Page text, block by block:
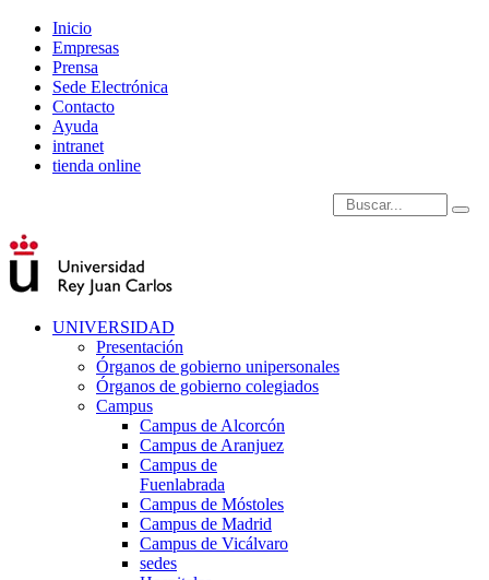
Inicio
Empresas
Prensa
Sede Electrónica
Contacto
Ayuda
intranet
tienda online
Introduce términos de
UNIVERSIDAD
Presentación
Órganos de gobierno unipersonales
Órganos de gobierno colegiados
Campus
Campus de Alcorcón
Campus de Aranjuez
Campus de
Fuenlabrada
Campus de Móstoles
Campus de Madrid
Campus de Vicálvaro
sedes